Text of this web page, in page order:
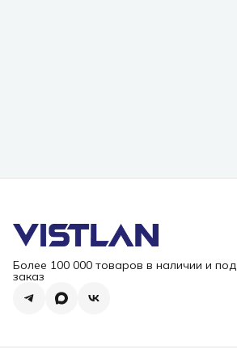
Более 100 000 товаров в наличии и под
заказ